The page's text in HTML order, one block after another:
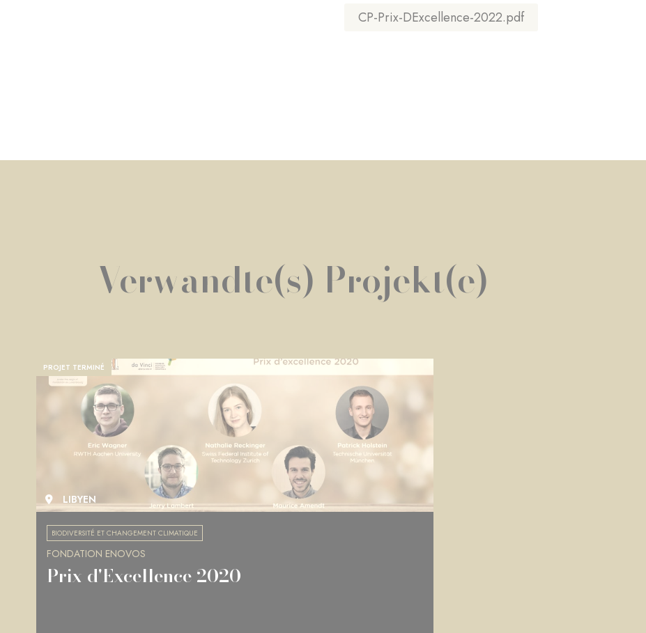
CP-Prix-DExcellence-2022.pdf
Verwandte(s) Projekt(e)
PROJET TERMINÉ
LIBYEN
BIODIVERSITÉ ET CHANGEMENT CLIMATIQUE
FONDATION ENOVOS
Prix d'Excellence 2020